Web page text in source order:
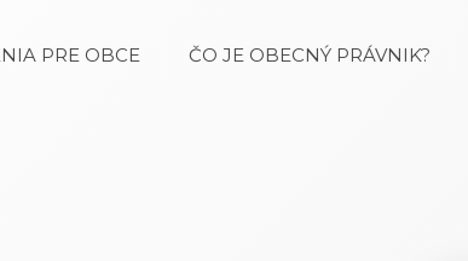
PRE OBCE ČO JE OBECNÝ PRÁVNIK?